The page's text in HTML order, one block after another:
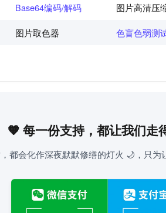
Base64编码/解码 图片高清压
图片取色器 色盲色弱测
🧡 每一份支持，都让我们走
都会化作深夜默默修缮的灯火 🌙，只为